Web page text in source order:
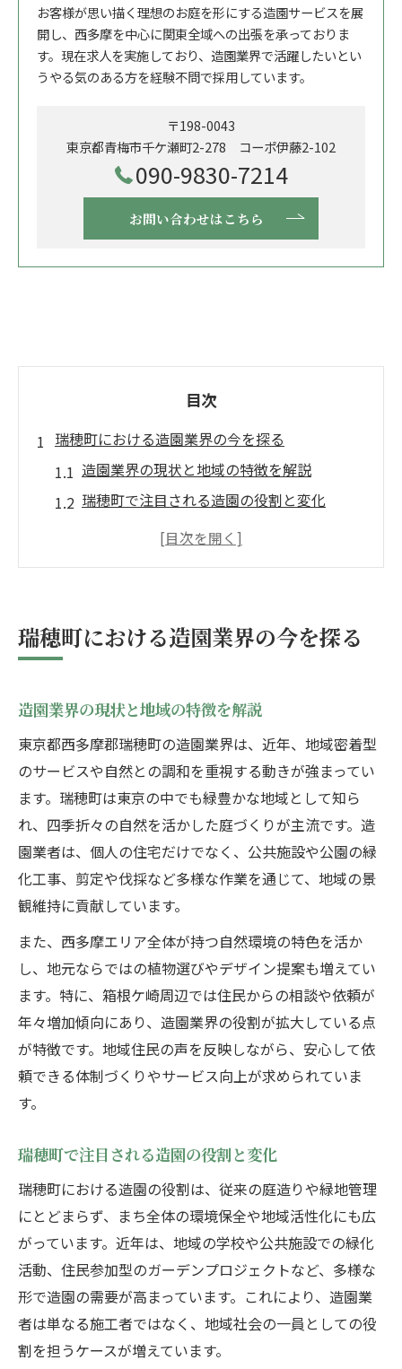
お客様が思い描く理想のお庭を形にする造園サービスを展
開し、西多摩を中心に関東全域への出張を承っておりま
す。現在求人を実施しており、造園業界で活躍したいとい
うやる気のある方を経験不問で採用しています。
〒198-0043
東京都青梅市千ケ瀬町2-278 コーポ伊藤2-102
090-9830-7214
お問い合わせはこちら
目次
瑞穂町における造園業界の今を探る
造園業界の現状と地域の特徴を解説
瑞穂町で注目される造園の役割と変化
造園業界の歴史と発展の流れを知る
注目集まる造園の技術革新最新情報
造園技術の進化と最新トレンドを紹介
業界に広がる造園のデジタル活用事例
造園技術革新が仕事環境に与える影響
今注目の造園分野別最新技術を解説
環境保全に貢献する造園の取り組み事例
造園による地域の緑化推進の実例紹介
環境保全を意識した造園の工夫と効果
持続可能な造園が生むエコな街づくり
造園を活用した生態系保護の具体例とは
造園業界で活躍するためのポイントとは
造園業界で求められるスキルと資格を解説
現場で活かせる造園の知識と実践力とは
業界人が語る造園キャリアアップのコツ
造園業界への就職や転職活動のポイント
新たな視点で見る瑞穂町の造園と緑化活動
造園の視点から捉える瑞穂町の魅力とは
地域住民と造園業界の協働事例を紹介
造園を通じた瑞穂町の緑化活動の広がり
地元発信の造園イベントや啓発活動とは
造園が支える瑞穂町の美しい景観作り
瑞穂町における造園業界の今を探る
造園業界の現状と地域の特徴を解説
東京都西多摩郡瑞穂町の造園業界は、近年、地域密着型
のサービスや自然との調和を重視する動きが強まってい
ます。瑞穂町は東京の中でも緑豊かな地域として知ら
れ、四季折々の自然を活かした庭づくりが主流です。造
園業者は、個人の住宅だけでなく、公共施設や公園の緑
化工事、剪定や伐採など多様な作業を通じて、地域の景
観維持に貢献しています。
また、西多摩エリア全体が持つ自然環境の特色を活か
し、地元ならではの植物選びやデザイン提案も増えてい
ます。特に、箱根ケ崎周辺では住民からの相談や依頼が
年々増加傾向にあり、造園業界の役割が拡大している点
が特徴です。地域住民の声を反映しながら、安心して依
頼できる体制づくりやサービス向上が求められていま
す。
瑞穂町で注目される造園の役割と変化
瑞穂町における造園の役割は、従来の庭造りや緑地管理
にとどまらず、まち全体の環境保全や地域活性化にも広
がっています。近年は、地域の学校や公共施設での緑化
活動、住民参加型のガーデンプロジェクトなど、多様な
形で造園の需要が高まっています。これにより、造園業
者は単なる施工者ではなく、地域社会の一員としての役
割を担うケースが増えています。